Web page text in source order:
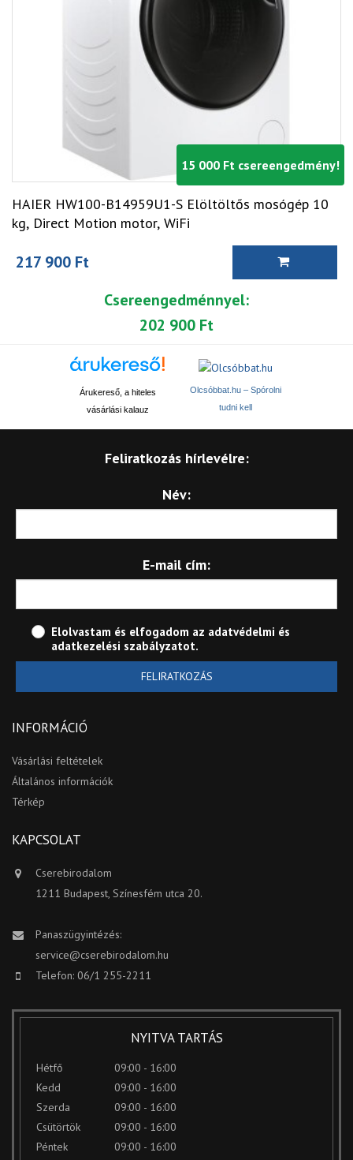
15 000 Ft csereengedmény!
HAIER HW100-B14959U1-S Elöltöltős mosógép 10
kg, Direct Motion motor, WiFi
217 900 Ft
Csereengedménnyel:
202 900 Ft
Árukereső, a hiteles
vásárlási kalauz
Olcsóbbat.hu – Spórolni
tudni kell
Feliratkozás hírlevélre:
Név:
E-mail cím:
Elolvastam és elfogadom az adatvédelmi és
adatkezelési szabályzatot.
FELIRATKOZÁS
INFORMÁCIÓ
Vásárlási feltételek
Általános információk
Térkép
KAPCSOLAT
Cserebirodalom
1211 Budapest, Színesfém utca 20.
Panaszügyintézés:
service@cserebirodalom.hu
Telefon: 06/1 255-2211
NYITVA TARTÁS
Hétfő
09:00 - 16:00
Kedd
09:00 - 16:00
Szerda
09:00 - 16:00
Csütörtök
09:00 - 16:00
Péntek
09:00 - 16:00